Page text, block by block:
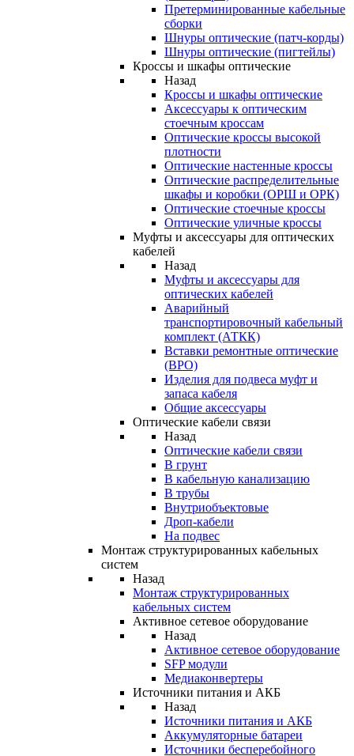
Претерминированные кабельные
сборки
Шнуры оптические (патч-корды)
Шнуры оптические (пигтейлы)
Кроссы и шкафы оптические
Назад
Кроссы и шкафы оптические
Аксессуары к оптическим
стоечным кроссам
Оптические кроссы высокой
плотности
Оптические настенные кроссы
Оптические распределительные
шкафы и коробки (ОРШ и ОРК)
Оптические стоечные кроссы
Оптические уличные кроссы
Муфты и аксессуары для оптических
кабелей
Назад
Муфты и аксессуары для
оптических кабелей
Аварийный
транспортировочный кабельный
комплект (АТКК)
Вставки ремонтные оптические
(ВРО)
Изделия для подвеса муфт и
запаса кабеля
Общие аксессуары
Оптические кабели связи
Назад
Оптические кабели связи
В грунт
В кабельную канализацию
В трубы
Внутриобъектовые
Дроп-кабели
На подвес
Монтаж структурированных кабельных
систем
Назад
Монтаж структурированных
кабельных систем
Активное сетевое оборудование
Назад
Активное сетевое оборудование
SFP модули
Медиаконвертеры
Источники питания и АКБ
Назад
Источники питания и АКБ
Аккумуляторные батареи
Источники бесперебойного